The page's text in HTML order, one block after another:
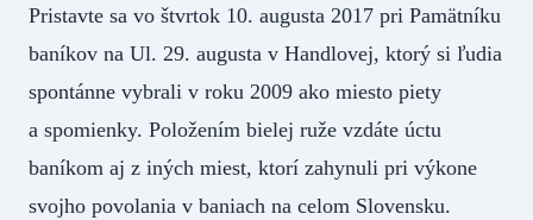
Pristavte sa vo štvrtok 10. augusta 2017 pri Pamätníku
baníkov na Ul. 29. augusta v Handlovej, ktorý si ľudia
spontánne vybrali v roku 2009 ako miesto piety
a spomienky. Položením bielej ruže vzdáte úctu
baníkom aj z iných miest, ktorí zahynuli pri výkone
svojho povolania v baniach na celom Slovensku.